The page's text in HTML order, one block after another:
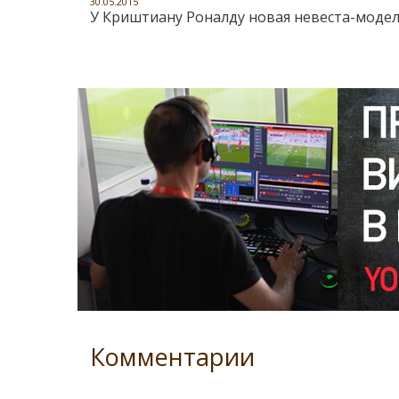
У Криштиану Роналду новая невеста-
Комментарии